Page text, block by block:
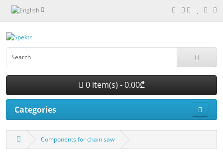
0 item(s) - 0.00₾
Categories
Components for chain saw